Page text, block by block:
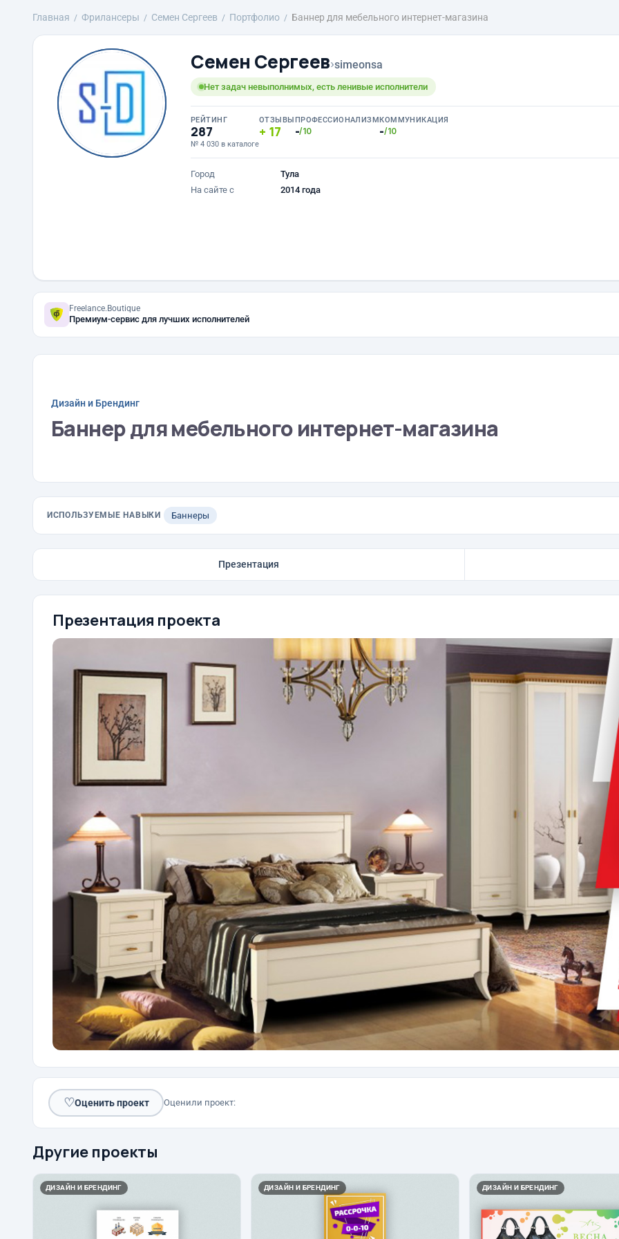
Главная Фрилансеры Семен Сергеев Портфолио Баннер для мебельного интернет-магазина
Семен Сергеев›simeonsa
Нет задач невыполнимых, есть ленивые исполнители
РЕЙТИНГ
287
№ 4 030 в каталоге
ОТЗЫВЫ
17
ПРОФЕССИОНАЛИЗМ
-/10
КОММУНИКАЦИЯ
-/10
Город
Тула
На сайте с
2014 года
Freelance.Boutique
Премиум-сервис для лучших исполнителей
Дизайн и Брендинг
Баннер для мебельного интернет-магазина
ИСПОЛЬЗУЕМЫЕ НАВЫКИ Баннеры
Презентация
Презентация проекта
♡Оценить проект Оценили проект:
Другие проекты
ДИЗАЙН И БРЕНДИНГ ДИЗАЙН И БРЕНДИНГ ДИЗАЙН И БРЕНДИНГ